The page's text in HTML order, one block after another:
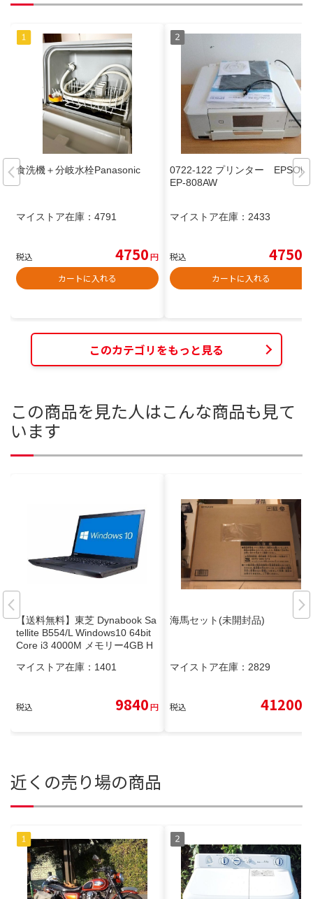
食洗機＋分岐水栓Panasonic
マイストア在庫： 4791
税込 4750円
カートに入れる
0722-122 プリンター EPSON
EP-808AW
マイストア在庫： 2433
税込 4750
カートに入れる
このカテゴリをもっと見る
この商品を見た人はこんな商品も見て
います
【送料無料】東芝 Dynabook Sa
tellite B554/L Windows10 64bit
Core i3 4000M メモリー4GB H
ノートパソコン【中古】【30日
マイストア在庫： 1401
税込 9840円
海馬セット(未開封品)
マイストア在庫： 2829
税込 41200
近くの売り場の商品